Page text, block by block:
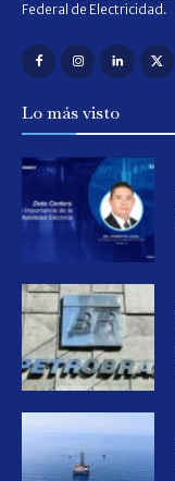
Federal de Electricidad.
Lo más visto